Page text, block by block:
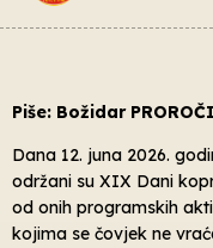
Piše: Božidar
Dana 12. juna 2026.
održani su XIX Dani
od onih programskih
kojima se čovjek ne